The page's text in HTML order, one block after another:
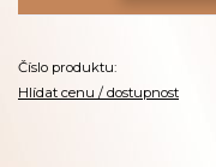
Číslo produktu:
Hlídat cenu / dostupnost